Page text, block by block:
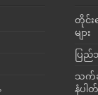
တိုင်
များ
ပြည်
သက်ဆို
နံပါတ်